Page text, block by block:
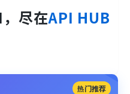
尽在API HUB
热门推荐